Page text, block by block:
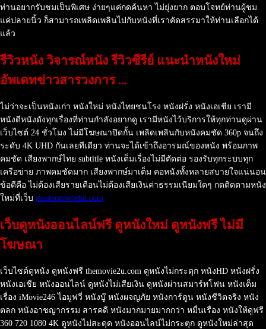
ท่านอยากรับชมเป็นพิเศษ ง่ายๆแค่กดค้นหา ไม่ยุ่งยาก ตอบโจทย์ท่านผู้ชม
แค่ปลายนิ้ว ก็สามารถเพลิดเพลินไปกับหนังที่เราคัดสรรมาให้ท่านเลือกได้
แล้ว
รีวิวหนัง วิจารณ์หนัง รีวิวซีรีย์ แนะนำหนังใหม่
อัพเดทข่าวสารวงการ ...
ไม่ว่าจะเป็นหนังเก่า หนังใหม่ หนังไทยชนโรง หนังฝรั่ง หนังเอเชีย เรามี
หนังดีหนังดังทุกเรื่องที่ท่านกำลังอยากดู เรามีหนังไว้บริการให้ทุกท่านดูผ่าน
เว็บไซต์ 24 ชั่วโมง ไม่มีโฆษณาปิดกั้น เพลิดเพลินกับหนังคมชัด 360p จนถึง
ระดับ 4K UHD กันเลยทีเดียว ท่านจะได้เข้าถึงอารมณ์ของหนัง พร้อมภาพ
คมชัด เสียงพากษ์ไทย subtitle หนังเต็มเรื่องไม่มีตัดต่อ รองรับทุกระบบทุก
เครือข่าย ภาพคมชัดมาก เสียงพากษ์มาเต็ม คอหนังทั้งหลายสบายใจแน่นอน
ข้อดีคือ ไม่ต้องเสียรายเดือนไม่ต้องเสียเงินค่าธรรมเนียมใดๆ กดติดตามหนัง
ใหม่ที่เว็บ mastermoviehd.com
เว็บดูหนังออนไลน์ฟรี ดูหนังใหม่ ดูหนังฟรี ไม่มี
โฆษณา
เว็บไซต์ดูหนัง ดูหนังฟรี themovie2u.com ดูหนังไม่กระตุก หนังHD หนังฝรั่ง
หนังเอเชีย หนังออนไลน์ ดูหนังไม่เสียเงิน ดูหนังผ่านสมาร์ทโฟน หนังเต็ม
เรื่อง iMovie246 ไอมูฟวี่ หนังบู๊ หนังผจญภัย หนังการ์ตูน หนังชีวิตจริง หนัง
ตลก หนังอาชญากรรม สารคดี หนังมากมายมากกว่า หมื่นเรื่อง หนังให้ดูฟรี
360 720 1080 4K ดูหนังไม่สะดุด หนังออนไลน์ไม่กระตุก ดูหนังใหม่ล่าสุด